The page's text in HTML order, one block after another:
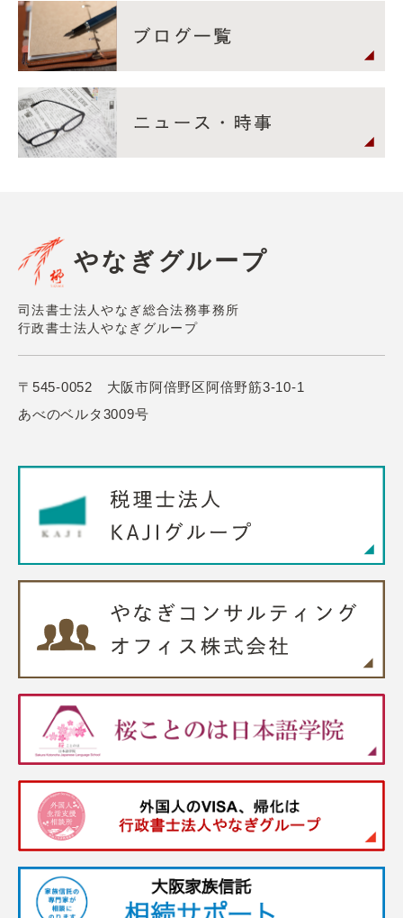
やなぎグループ
司法書士法人やなぎ総合法務事務所
行政書士法人やなぎグループ
〒545-0052 大阪市阿倍野区阿倍野筋3-10-1
あべのベルタ3009号